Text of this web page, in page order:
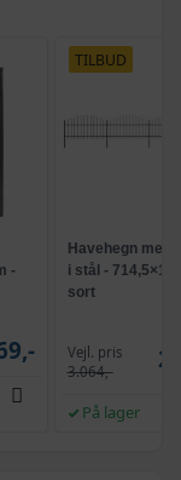
-
TILBUD
Havehegn med
i stål -
sort
Vejl. pris
3.064,-
På lager